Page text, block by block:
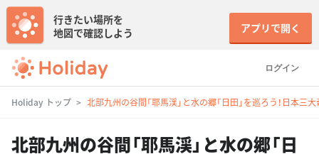
ログイン
行きたい場所を
地図で確認しよう
アプリで開く
Holiday トップ 北部九州の谷間「耶馬渓」と水の郷「日田」を巡ろう！日本
北部九州の谷間「耶馬渓」と水の郷「日